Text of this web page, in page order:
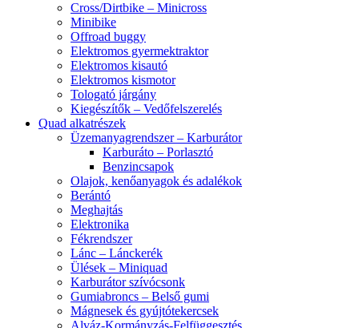
Cross/Dirtbike – Minicross
Minibike
Offroad buggy
Elektromos gyermektraktor
Elektromos kisautó
Elektromos kismotor
Tologató járgány
Kiegészítők – Vedőfelszerelés
Quad alkatrészek
Üzemanyagrendszer – Karburátor
Karburáto – Porlasztó
Benzincsapok
Olajok, kenőanyagok és adalékok
Berántó
Meghajtás
Elektronika
Fékrendszer
Lánc – Lánckerék
Ülések – Miniquad
Karburátor szívócsonk
Gumiabroncs – Belső gumi
Mágnesek és gyújtótekercsek
Alváz-Kormányzás-Felfüggesztés